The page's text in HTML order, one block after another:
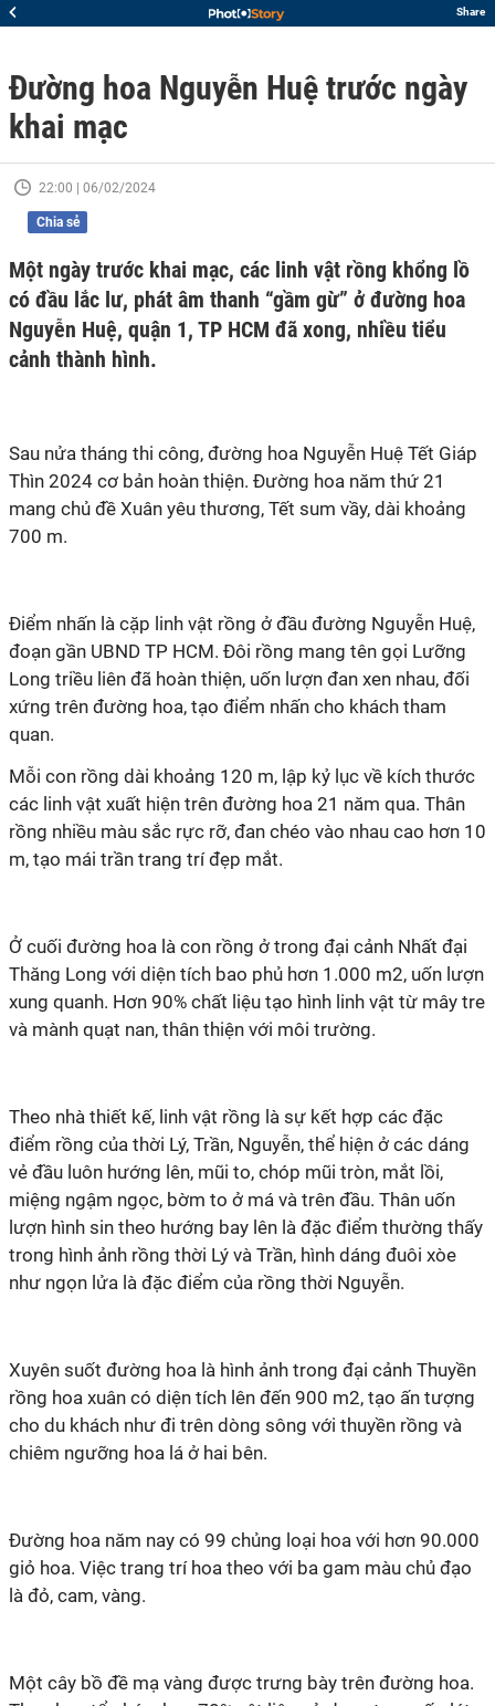
Share
Đường hoa Nguyễn Huệ trước ngày
khai mạc
22:00 | 06/02/2024
Chia sẻ
Một ngày trước khai mạc, các linh vật rồng khổng lồ
có đầu lắc lư, phát âm thanh “gầm gừ” ở đường hoa
Nguyễn Huệ, quận 1, TP HCM đã xong, nhiều tiểu
cảnh thành hình.
Sau nửa tháng thi công, đường hoa Nguyễn Huệ Tết Giáp
Thìn 2024 cơ bản hoàn thiện. Đường hoa năm thứ 21
mang chủ đề Xuân yêu thương, Tết sum vầy, dài khoảng
700 m.
Điểm nhấn là cặp linh vật rồng ở đầu đường Nguyễn Huệ,
đoạn gần UBND TP HCM. Đôi rồng mang tên gọi Lưỡng
Long triều liên đã hoàn thiện, uốn lượn đan xen nhau, đối
xứng trên đường hoa, tạo điểm nhấn cho khách tham
quan.
Mỗi con rồng dài khoảng 120 m, lập kỷ lục về kích thước
các linh vật xuất hiện trên đường hoa 21 năm qua. Thân
rồng nhiều màu sắc rực rỡ, đan chéo vào nhau cao hơn 10
m, tạo mái trần trang trí đẹp mắt.
Ở cuối đường hoa là con rồng ở trong đại cảnh Nhất đại
Thăng Long với diện tích bao phủ hơn 1.000 m2, uốn lượn
xung quanh. Hơn 90% chất liệu tạo hình linh vật từ mây tre
và mành quạt nan, thân thiện với môi trường.
Theo nhà thiết kế, linh vật rồng là sự kết hợp các đặc
điểm rồng của thời Lý, Trần, Nguyễn, thể hiện ở các dáng
vẻ đầu luôn hướng lên, mũi to, chóp mũi tròn, mắt lồi,
miệng ngậm ngọc, bờm to ở má và trên đầu. Thân uốn
lượn hình sin theo hướng bay lên là đặc điểm thường thấy
trong hình ảnh rồng thời Lý và Trần, hình dáng đuôi xòe
như ngọn lửa là đặc điểm của rồng thời Nguyễn.
Xuyên suốt đường hoa là hình ảnh trong đại cảnh Thuyền
rồng hoa xuân có diện tích lên đến 900 m2, tạo ấn tượng
cho du khách như đi trên dòng sông với thuyền rồng và
chiêm ngưỡng hoa lá ở hai bên.
Đường hoa năm nay có 99 chủng loại hoa với hơn 90.000
giỏ hoa. Việc trang trí hoa theo với ba gam màu chủ đạo
là đỏ, cam, vàng.
Một cây bồ đề mạ vàng được trưng bày trên đường hoa.